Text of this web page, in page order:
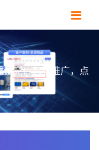
竞价包年推广，点